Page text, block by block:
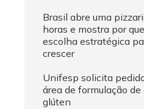
Brasil abre uma
horas e mostra por
escolha estratégica
crescer
Unifesp solicita
área de formulação
glúten